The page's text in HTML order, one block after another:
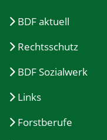
BDF aktuell
Rechtsschutz
BDF Sozialwerk
Links
Forstberufe